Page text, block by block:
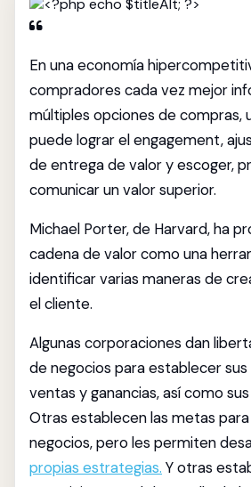
En una economía
compradores cada vez mejor
múltiples opciones de compras,
puede lograr el engagement,
de entrega de valor y escoger,
comunicar un valor superior.
Michael Porter, de Harvard, ha
cadena de valor como una
identificar varias maneras de
el cliente.
Algunas corporaciones dan
de negocios para establecer
ventas y ganancias, así como
Otras establecen las metas
negocios, pero les permiten
propias estrategias. Y otras